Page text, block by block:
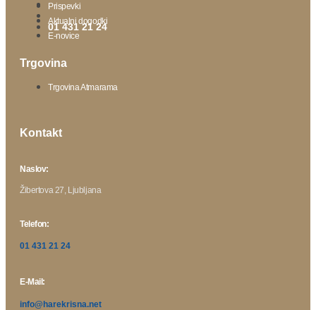
01 431 21 24
Prispevki
Aktualni dogodki
E-novice
Trgovina
Trgovina Atmarama
Kontakt
Naslov:
Žibertova 27, Ljubljana
Telefon:
01 431 21 24
E-Mail:
info@harekrisna.net